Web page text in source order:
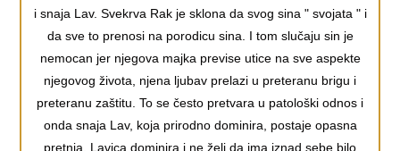
i snaja Lav. Svekrva Rak je sklona da svog sina " svojata " i
da sve to prenosi na porodicu sina. I tom slučaju sin je
nemocan jer njegova majka previse utice na sve aspekte
njegovog života, njena ljubav prelazi u preteranu brigu i
preteranu zaštitu. To se često pretvara u patološki odnos i
onda snaja Lav, koja prirodno dominira, postaje opasna
pretnja. Lavica dominira i ne želi da ima iznad sebe bilo